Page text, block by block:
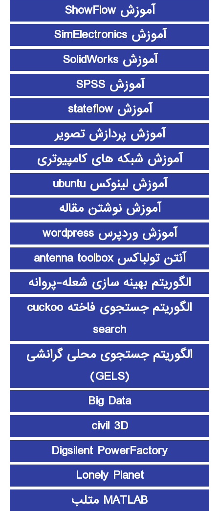
آموزش ShowFlow
آموزش SimElectronics
آموزش SolidWorks
آموزش SPSS
آموزش stateflow
آموزش پردازش تصویر
آموزش شبکه های کامپیوتری
آموزش لینوکس ubuntu
آموزش نوشتن مقاله
آموزش وردپرس wordpress
آنتن تولباکس antenna toolbox
الگوریتم بهینه سازی شعله-پروانه
الگوریتم جستجوی فاخته cuckoo
search
الگوریتم جستجوی محلی گرانشی
(GELS)
Big Data
civil 3D
Digsilent PowerFactory
Lonely Planet
MATLAB متلب